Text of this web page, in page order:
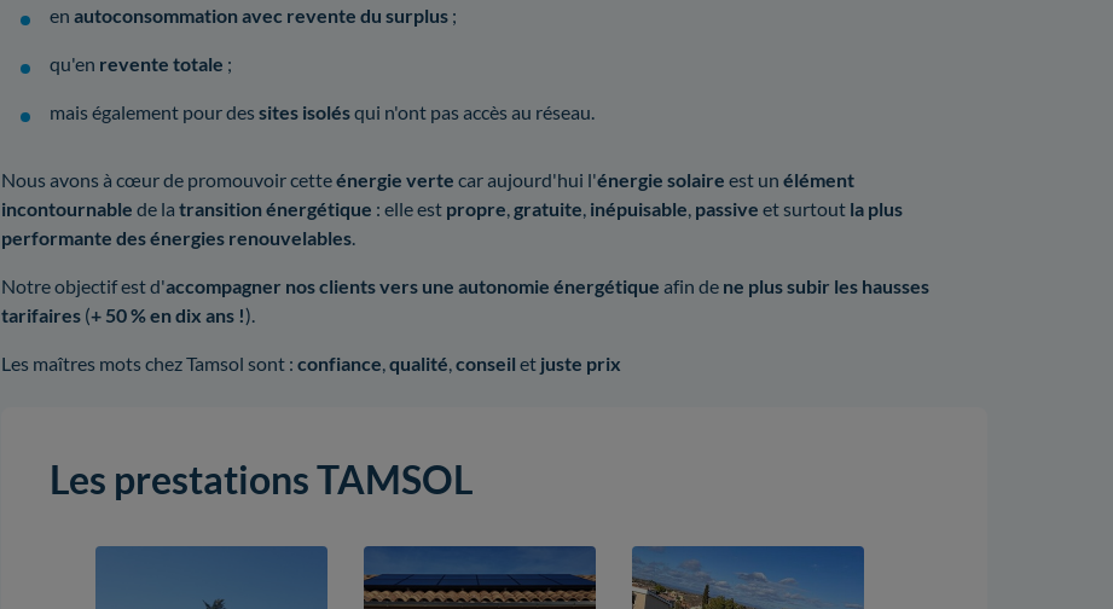
en autoconsommation avec revente du surplus ;
qu'en revente totale ;
mais également pour des sites isolésqui n'ont pas accès au réseau.
Nous avons à cœur de promouvoir cetteénergie verte car aujourd'hui l'énergie solaire est un élément
incontournable de la transition énergétique : elle est propre,gratuite, inépuisable, passive et surtout la plus
performante des énergies renouvelables.
Notre objectif est d'accompagner nos clients vers une autonomie énergétique afin de ne plus subir les hausses
tarifaires (+ 50 % en dix ans !).
Les maîtres mots chez Tamsol sont : confiance,qualité,conseil et juste prix
Les prestations TAMSOL